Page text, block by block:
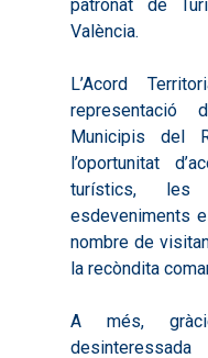
patronat de
València.
L’Acord
representació
Municipis del
l’oportunitat
turístics,
esdeveniments
nombre de
la recòndita
A més,